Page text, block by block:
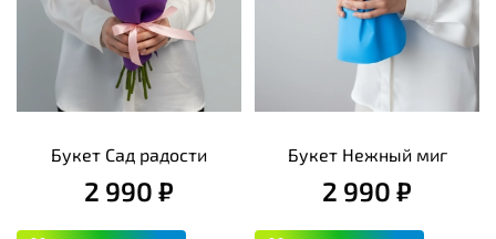
Букет Сад радости
2 990 ₽
Букет Нежный миг
2 990 ₽